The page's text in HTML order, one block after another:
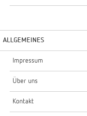
ALLGEMEINES
Impressum
Über uns
Kontakt